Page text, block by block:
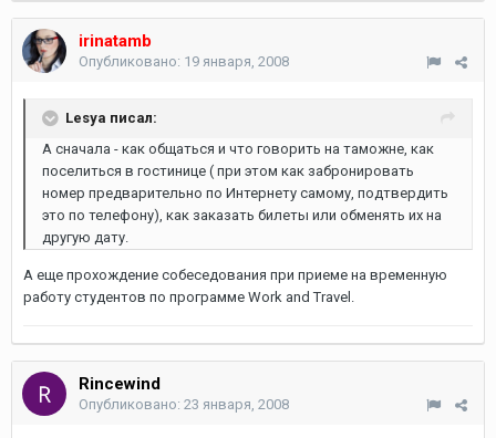
irinatamb
Опубликовано: 19 января, 2008
Lesya писал:
А сначала - как общаться и что говорить на таможне, как
поселиться в гостинице ( при этом как забронировать
номер предварительно по Интернету самому, подтвердить
это по телефону), как заказать билеты или обменять их на
другую дату.
А еще прохождение собеседования при приеме на временную
работу студентов по программе Work and Travel.
Rincewind
Опубликовано: 23 января, 2008